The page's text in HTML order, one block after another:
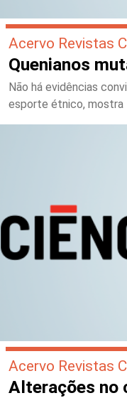
Acervo Revistas
Quenianos
Não há evidências
esporte étnico, mostra
Acervo Revistas
Alterações no